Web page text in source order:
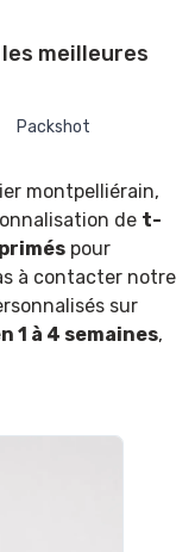
meilleures
Packshot
montpelliérain,
de t-
pour
à contacter notre
sur
1 à 4 semaines,